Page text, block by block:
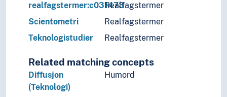
realfagstermer:c031473Realfagstermer
Scientometri
Realfagstermer
Teknologistudier
Realfagstermer
Related matching concepts
Diffusjon
(Teknologi)
Humord